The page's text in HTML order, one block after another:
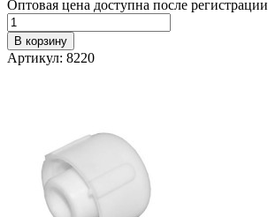
Оптовая цена доступна после регистрации
В корзину
Артикул: 8220